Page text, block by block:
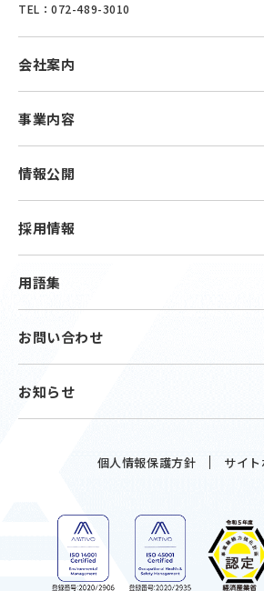
TEL：072-489-3010
会社案内
事業内容
情報公開
採用情報
用語集
お問い合わせ
お知らせ
個人情報保護方針 サイ